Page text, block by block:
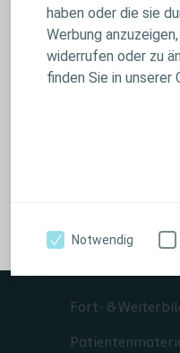
haben oder die sie
Werbung
widerrufen oder zu
finden Sie in
Notwendig
keinen
Fort- &